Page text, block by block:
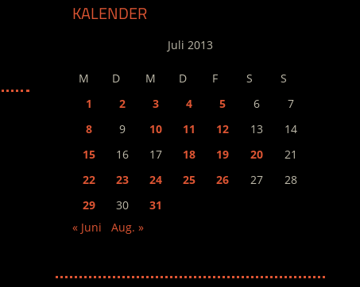
KALENDER
Juli 2013
M D M D F S
S
1
2 3 4 5 6
7
8
9 10 11 12 13
14
15
16 17 18 19 20
21
22
23 24 25 26 27
28
29
30
31
« Juni
Aug. »